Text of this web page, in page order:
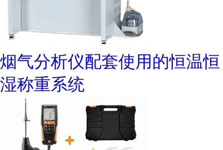
烟气分析仪配套使用的恒温恒
湿称重系统